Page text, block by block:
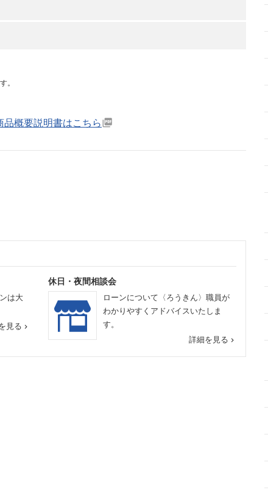
。
品概要説明書はこちら
は大
見る navigate_next
休日・夜間相談会
ローンについて〈ろうきん〉職員が
わかりやすくアドバイスいたしま
す。
詳細を見る navigate_next